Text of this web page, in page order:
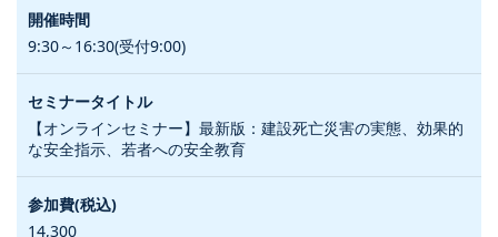
9:30～16:30(受付9:00)
【オンラインセミナー】最新版：建設死亡災害の実態、効果的
な安全指示、若者への安全教育
14,300